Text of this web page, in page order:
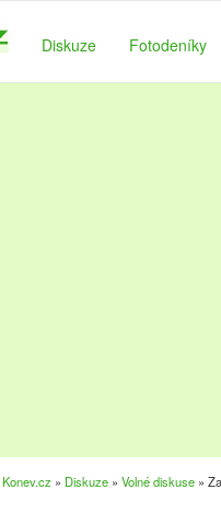
Diskuze Fotodeníky
Konev.cz » Diskuze » Volné diskuse »